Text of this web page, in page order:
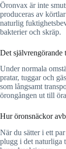
Öronvax är inte
produceras av
naturlig
bakterier och skräp.
Det självrengörande
Under normala
pratar, tuggar och
som långsamt
örongången ut till
Hur öronsnäckor
När du sätter i ett
plugg i det naturliga